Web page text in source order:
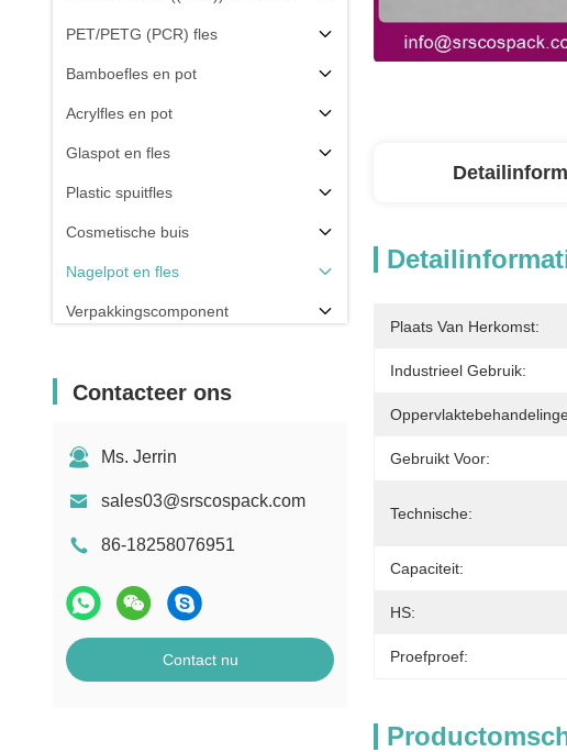
PET/PETG (PCR) fles
Bamboefles en pot
Acrylfles en pot
Glaspot en fles
Plastic spuitfles
Cosmetische buis
Nagelpot en fles
Verpakkingscomponent
Contacteer ons
Ms. Jerrin
sales03@srscospack.com
86-18258076951
Contact nu
Plaats Van Herkomst:
Industrieel Gebruik:
Gebruikt Voor:
Technische:
Capaciteit:
HS:
Proefproef: